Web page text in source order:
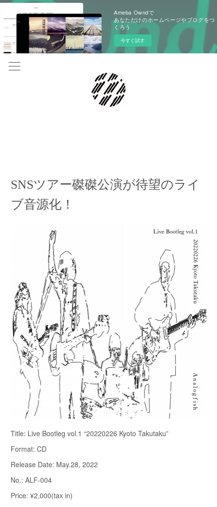
Ameba Owndで
あなただけのホームページやブログをつ
くろう
今すぐ試す
SNSツアー磔磔公演が待望のライ
ブ音源化！
Title: Live Bootleg vol.1 “20220226 Kyoto Takutaku”
Format: CD
Release Date: May.28, 2022
No.: ALF-004
Price: ¥2,000(tax in)